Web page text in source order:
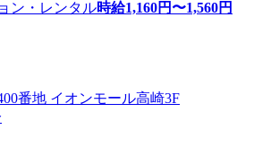
ン・レンタル時給1,160円〜1,560円
番地 イオンモール高崎3F